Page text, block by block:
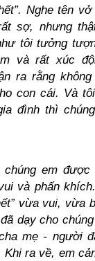
Nghe tên
sợ, nhưng
tôi tưởng
và rất xúc
ra rằng
con cái. Và
đình thì
chúng em
và phấn
vừa vui, vừa
dạy cho
mẹ - người
Khi ra về, em